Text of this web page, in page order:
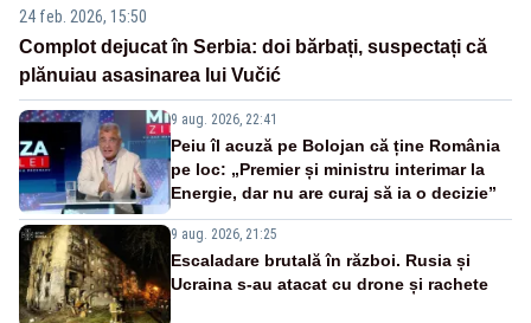
24 feb. 2026, 15:50
Complot dejucat în Serbia: doi bărbați, suspectați că
plănuiau asasinarea lui Vučić
9 aug. 2026, 22:41
Peiu îl acuză pe Bolojan că ține România
pe loc: „Premier și ministru interimar la
Energie, dar nu are curaj să ia o decizie”
9 aug. 2026, 21:25
Escaladare brutală în război. Rusia și
Ucraina s-au atacat cu drone și rachete